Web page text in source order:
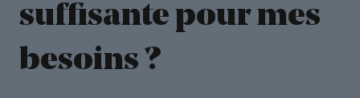
suffisante pour mes
besoins ?